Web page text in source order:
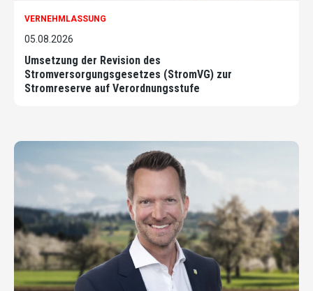
VERNEHMLASSUNG
05.08.2026
Umsetzung der Revision des
Stromversorgungsgesetzes (StromVG) zur
Stromreserve auf Verordnungsstufe